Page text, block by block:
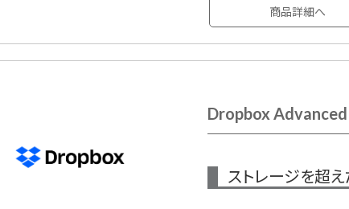
商品詳細へ
Dropbox
ストレージを超